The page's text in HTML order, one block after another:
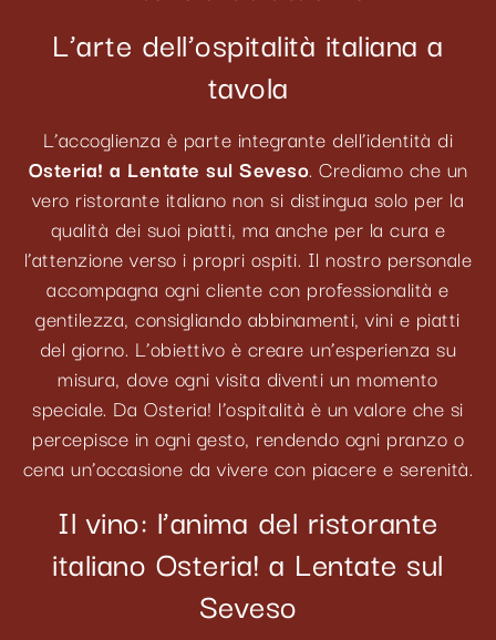
L’arte dell’ospitalità italiana a
tavola
L’accoglienza è parte integrante dell’identità di
Osteria! a Lentate sul Seveso. Crediamo che un
vero ristorante italiano non si distingua solo per la
qualità dei suoi piatti, ma anche per la cura e
l’attenzione verso i propri ospiti. Il nostro personale
accompagna ogni cliente con professionalità e
gentilezza, consigliando abbinamenti, vini e piatti
del giorno. L’obiettivo è creare un’esperienza su
misura, dove ogni visita diventi un momento
speciale. Da Osteria! l’ospitalità è un valore che si
percepisce in ogni gesto, rendendo ogni pranzo o
cena un’occasione da vivere con piacere e serenità.
Il vino: l’anima del ristorante
italiano Osteria! a Lentate sul
Seveso